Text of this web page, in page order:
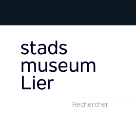
Formulaire